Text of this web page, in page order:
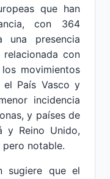
que han
con 364
una presencia
relacionada con
movimientos
el País Vasco y
incidencia
y países de
y Reino Unido,
pero notable.
sugiere que el